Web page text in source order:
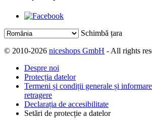
Schimbă țara
© 2010-2026 niceshops GmbH - All rights
Despre noi
Protecția datelor
Termeni și condiții generale și
retragere
Declarația de accesibilitate
Setări de protecție a datelor